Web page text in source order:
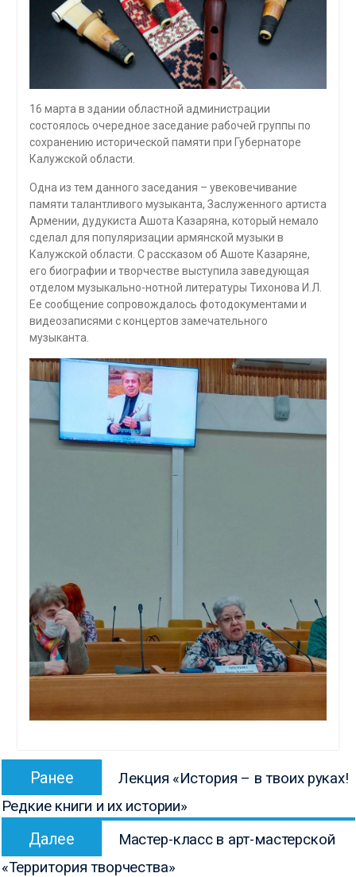
16 марта в здании областной администрации
состоялось очередное заседание рабочей группы по
сохранению исторической памяти при Губернаторе
Калужской области.
Одна из тем данного заседания – увековечивание
памяти талантливого музыканта, Заслуженного артиста
Армении, дудукиста Ашота Казаряна, который немало
сделал для популяризации армянской музыки в
Калужской области. С рассказом об Ашоте Казаряне,
его биографии и творчестве выступила заведующая
отделом музыкально-нотной литературы Тихонова И.Л.
Ее сообщение сопровождалось фотодокументами и
видеозаписями с концертов замечательного
музыканта.
Навигация
записям
Ранее
запись:
Лекция «История – в твоих руках!
Редкие книги и их истории»
Далее
запись:
Мастер-класс в арт-мастерской
«Территория творчества»